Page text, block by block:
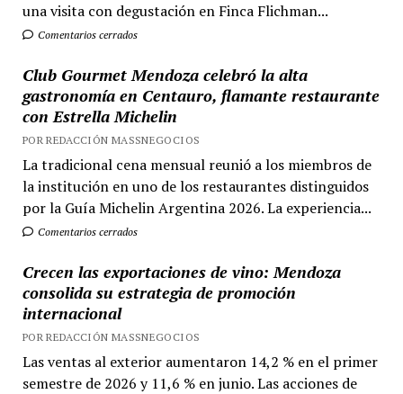
una visita con degustación en Finca Flichman...
Comentarios cerrados
Club Gourmet Mendoza celebró la alta
gastronomía en Centauro, flamante restaurante
con Estrella Michelin
POR REDACCIÓN MASSNEGOCIOS
La tradicional cena mensual reunió a los miembros de
la institución en uno de los restaurantes distinguidos
por la Guía Michelin Argentina 2026. La experiencia...
Comentarios cerrados
Crecen las exportaciones de vino: Mendoza
consolida su estrategia de promoción
internacional
POR REDACCIÓN MASSNEGOCIOS
Las ventas al exterior aumentaron 14,2 % en el primer
semestre de 2026 y 11,6 % en junio. Las acciones de